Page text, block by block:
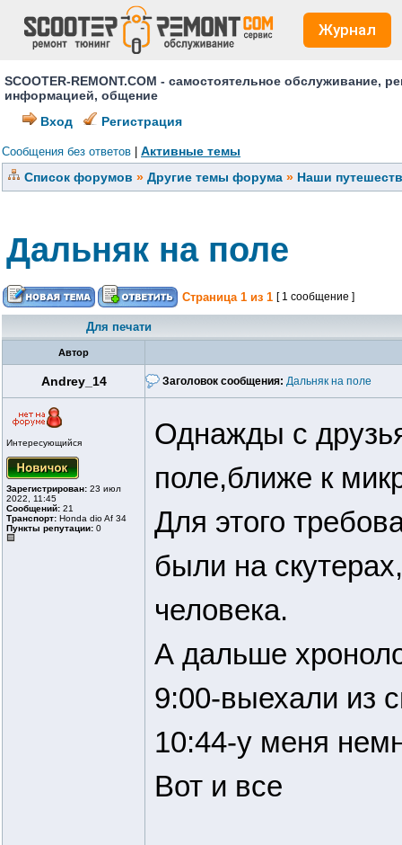
Журнал
SCOOTER-REMONT.COM - самостоятельное
информацией, общение
Вход
Регистрация
Сообщения без ответов
Активные темы
Список форумов » Другие темы форума » Наши
Дальняк на поле
Страница 1 из 1 [ 1 сообщение ]
Для печати
Автор
Andrey_14 Заголовок сообщения: Дальняк на поле
Интересующийся
Зарегистрирован: 23 июл
2022, 11:45
Сообщений: 21
Транспорт: Honda dio Af 34
Пункты репутации: 0
Однажды с
поле,ближе к
Для этого
были на
человека.
А дальше
9:00-выехали из
10:44-у меня
Вот и все